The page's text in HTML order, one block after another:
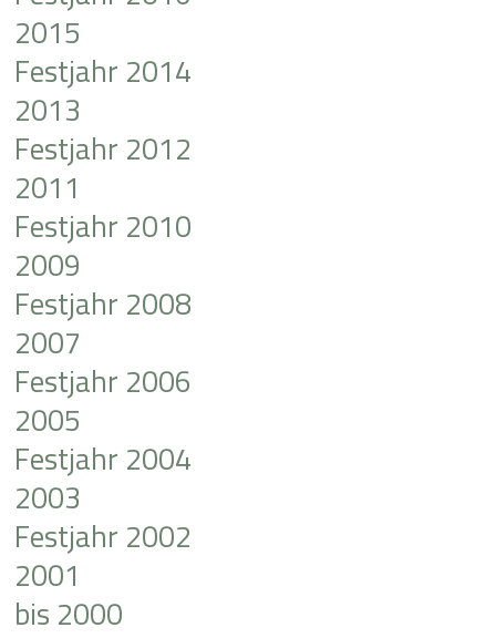
2015
Festjahr 2014
2013
Festjahr 2012
2011
Festjahr 2010
2009
Festjahr 2008
2007
Festjahr 2006
2005
Festjahr 2004
2003
Festjahr 2002
2001
bis 2000